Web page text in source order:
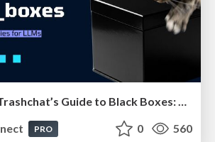
PRO 0 560